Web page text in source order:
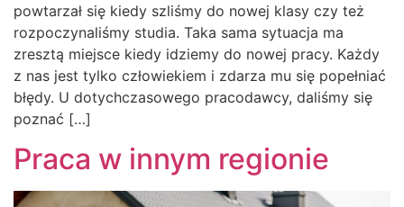
powtarzał się kiedy szliśmy do nowej klasy czy też
rozpoczynaliśmy studia. Taka sama sytuacja ma
zresztą miejsce kiedy idziemy do nowej pracy. Każdy
z nas jest tylko człowiekiem i zdarza mu się popełniać
błędy. U dotychczasowego pracodawcy, daliśmy się
poznać […]
Praca w innym regionie